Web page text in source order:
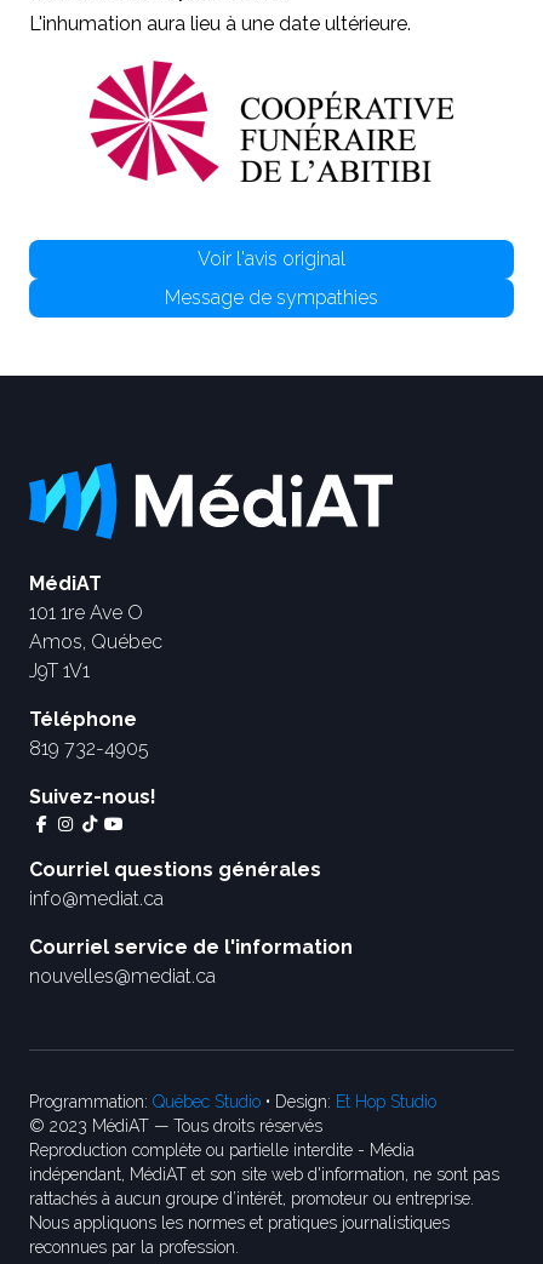
L'inhumation aura lieu à une date ultérieure.
Voir l'avis original
Message de sympathies
MédiAT
101 1re Ave O
Amos, Québec
J9T 1V1
Téléphone
819 732-4905
Suivez-nous!
Courriel questions générales
info@mediat.ca
Courriel service de l'information
nouvelles@mediat.ca
Programmation: Québec Studio • Design: Et Hop Studio
© 2023 MédiAT — Tous droits réservés
Reproduction complète ou partielle interdite - Média
indépendant, MédiAT et son site web d'information, ne sont pas
rattachés à aucun groupe d’intérêt, promoteur ou entreprise.
Nous appliquons les normes et pratiques journalistiques
reconnues par la profession.